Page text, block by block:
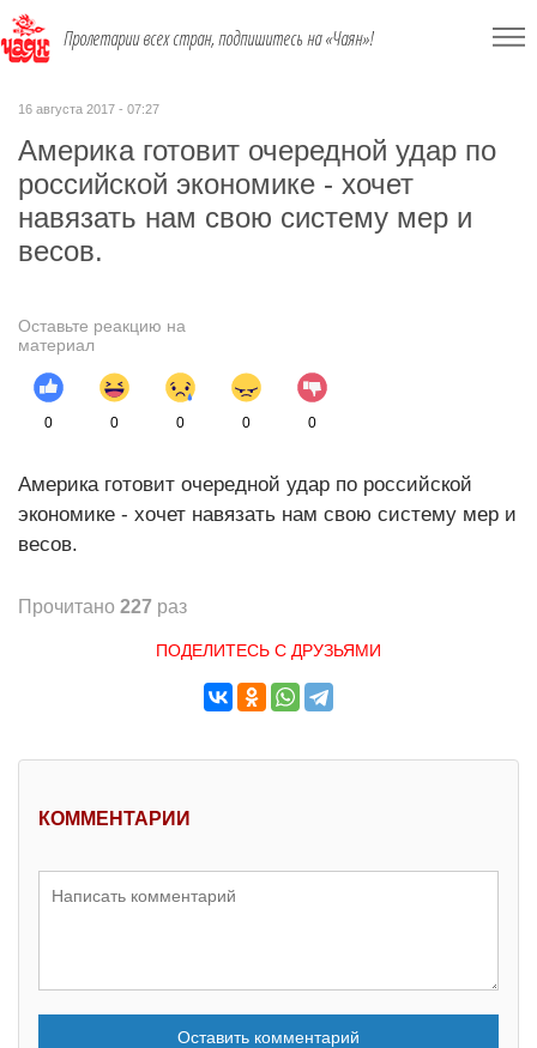
Пролетарии всех стран, подпишитесь на «Чаян»!
16 августа 2017 - 07:27
Америка готовит очередной удар по
российской экономике - хочет
навязать нам свою систему мер и
весов.
Оставьте реакцию на
материал
0 0 0 0 0
Америка готовит очередной удар по российской
экономике - хочет навязать нам свою систему мер и
весов.
Прочитано 227 раз
ПОДЕЛИТЕСЬ С ДРУЗЬЯМИ
КОММЕНТАРИИ
Оставить комментарий